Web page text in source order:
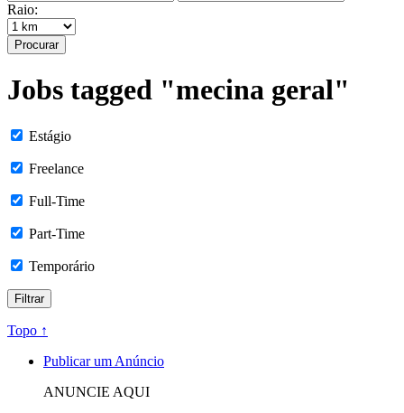
Raio:
Procurar
Jobs tagged "mecina geral"
Estágio
Freelance
Full-Time
Part-Time
Temporário
Topo ↑
Publicar um Anúncio
ANUNCIE AQUI